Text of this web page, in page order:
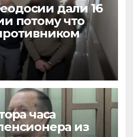
дали 16
потому что
часа
из